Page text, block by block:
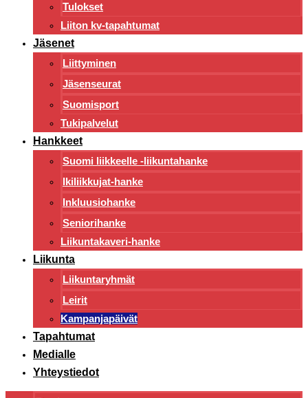
Tulokset
Liiton kv-tapahtumat
Jäsenet
Liittyminen
Jäsenseurat
Suomisport
Tukipalvelut
Hankkeet
Suomi liikkeelle -liikuntahanke
Ikiliikkujat-hanke
Inkluusiohanke
Seniorihanke
Liikuntakaveri-hanke
Liikunta
Liikuntaryhmät
Leirit
Kampanjapäivät
Tapahtumat
Medialle
Yhteystiedot